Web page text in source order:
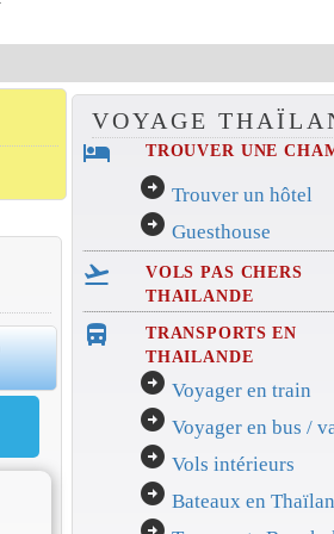
VOYAGE
hotel TROUVER UNE
arrow_circle_right Trouver un hôtel
arrow_circle_right Guesthouse
flight_takeoff
VOLS PAS CHERS
THAILANDE
directions_bus_filled
TRANSPORTS EN
THAILANDE
arrow_circle_right Voyager en train
arrow_circle_right Voyager en bus /
arrow_circle_right Vols intérieurs
arrow_circle_right Bateaux en